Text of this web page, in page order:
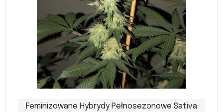
Feminizowane Hybrydy Pełnosezonowe Sativa